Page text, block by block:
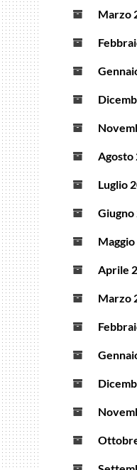
Marzo
Agosto
Luglio
Giugno
Aprile
Marzo